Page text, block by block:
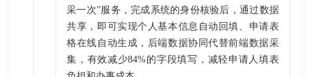
采一次”服务，完成系统的身份核验后，通过数据
共享，即可实现个人基本信息自动回填、申请表
格在线自动生成，后端数据协同代替前端数据采
集，有效减少84%的字段填写，减轻申请人填表